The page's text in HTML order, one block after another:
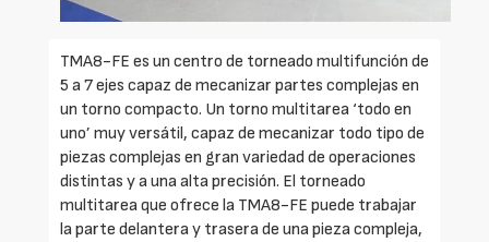
TMA8-FE es un centro de torneado multifunción de
5 a 7 ejes capaz de mecanizar partes complejas en
un torno compacto. Un torno multitarea ‘todo en
uno’ muy versátil, capaz de mecanizar todo tipo de
piezas complejas en gran variedad de operaciones
distintas y a una alta precisión. El torneado
multitarea que ofrece la TMA8-FE puede trabajar
la parte delantera y trasera de una pieza compleja,